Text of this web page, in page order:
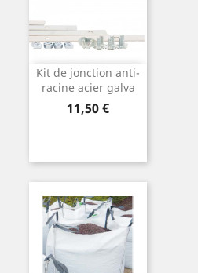
Kit de jonction anti-
racine acier galva
Prix
11,50 €